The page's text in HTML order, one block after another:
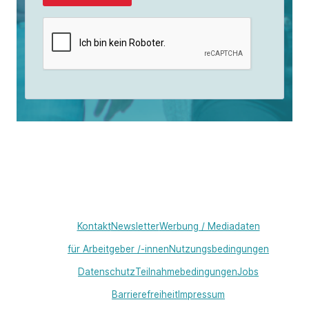
KontaktNewsletterWerbung / Mediadaten
für Arbeitgeber /-innenNutzungsbedingungen
DatenschutzTeilnahmebedingungenJobs
BarrierefreiheitImpressum